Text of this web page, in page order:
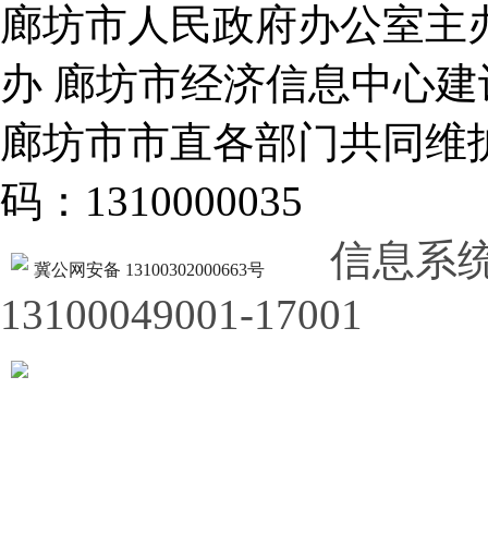
廊坊市人民政府办公室
办 廊坊市经济信息中心建
廊坊市市直各部门共同
码：1310000035
冀公网安备 13100302000663号
信息系
13100049001-17001